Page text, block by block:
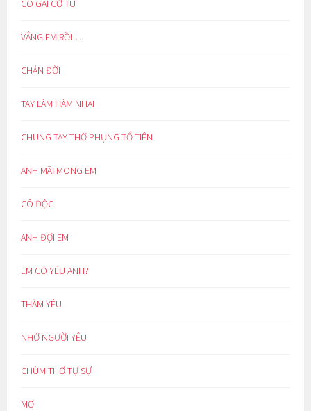
CÔ GÁI CƠ TU
VẮNG EM RỒI…
CHÁN ĐỜI
TAY LÀM HÀM NHAI
CHUNG TAY THỜ PHỤNG TỔ TIÊN
ANH MÃI MONG EM
CÔ ĐỘC
ANH ĐỢI EM
EM CÓ YÊU ANH?
THẦM YÊU
NHỚ NGƯỜI YÊU
CHÙM THƠ TỰ SỰ
MƠ